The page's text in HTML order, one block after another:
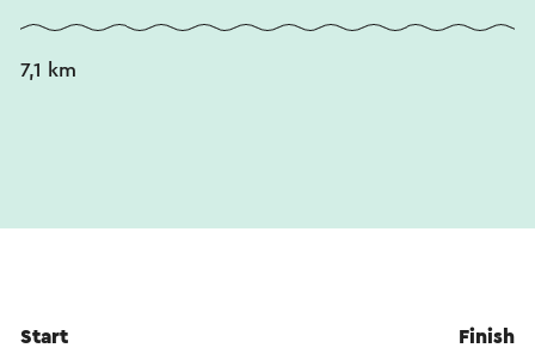
7,1 km
Start Finish